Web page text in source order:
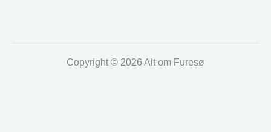
Copyright © 2026 Alt om Furesø